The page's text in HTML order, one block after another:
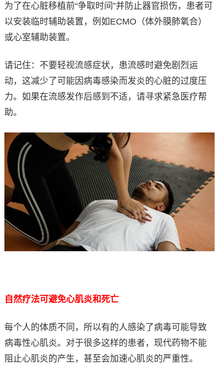
为了在心脏移植前“争取时间”并防止器官损伤，患者可
以安装临时辅助装置，例如ECMO（体外膜肺氧合）
或心室辅助装置。
请记住：不要轻视流感症状，患流感时避免剧烈运
动，这减少了可能因病毒感染而发炎的心脏的过度压
力。如果在流感发作后感到不适，请寻求紧急医疗帮
助。
自然疗法可避免心肌炎和死亡
每个人的体质不同，所以有的人感染了病毒可能导致
病毒性心肌炎。对于很多这样的患者，现代药物不能
阻止心肌炎的产生，甚至会加速心肌炎的严重性。